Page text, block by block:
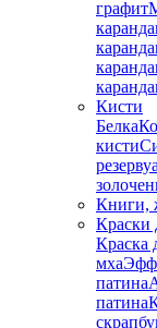
графит
Кисти
Белка
кисти
Книги,
Краски
Краска
мха
патина
патина